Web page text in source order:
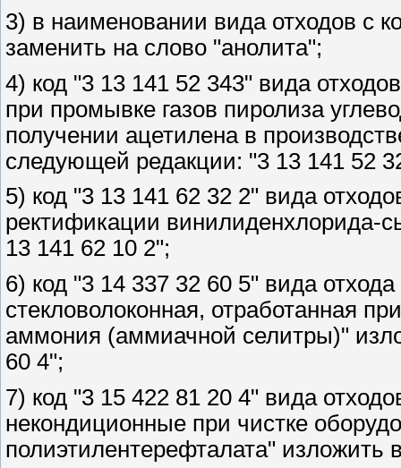
3) в наименовании вида отходов с
заменить на слово "анолита";
4) код "3 13 141 52 343" вида
при промывке газов пиролиза
получении ацетилена в
следующей редакции: "3 13 141 52
5) код "3 13 141 62 32 2" вида
ректификации винилиденхлорида-
13 141 62 10 2";
6) код "3 14 337 32 60 5" вида
стекловолоконная, отработанная
аммония (аммиачной селитры)"
60 4";
7) код "3 15 422 81 20 4" вида
некондиционные при чистке
полиэтилентерефталата"